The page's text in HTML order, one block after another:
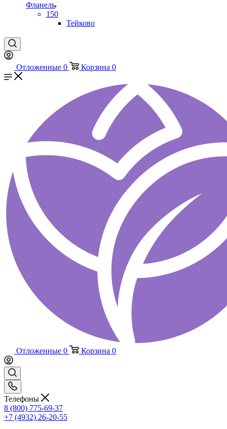
Фланель
150
Тейково
Отложенные 0 Корзина 0
Отложенные 0 Корзина 0
Телефоны
8 (800) 775-69-37
+7 (4932) 26-20-55